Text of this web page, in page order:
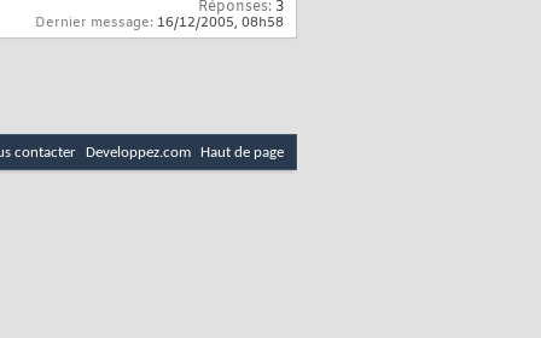
Réponses: 3
Dernier message: 16/12/2005, 08h58
contacter Developpez.com Haut de page